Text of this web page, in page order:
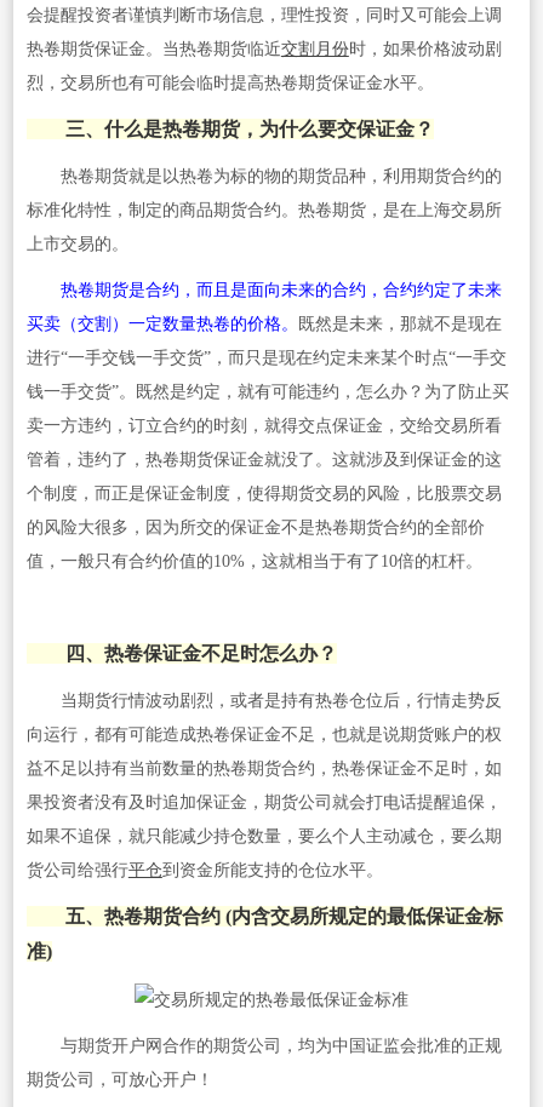
会提醒投资者谨慎判断市场信息，理性投资，同时又可能会上调
热卷期货保证金。当热卷期货临近交割月份时，如果价格波动剧
烈，交易所也有可能会临时提高热卷期货保证金水平。
三、什么是热卷期货，为什么要交保证金？
热卷期货就是以热卷为标的物的期货品种，利用期货合约的
标准化特性，制定的商品期货合约。热卷期货，是在上海交易所
上市交易的。
热卷期货是合约，而且是面向未来的合约，合约约定了未来
买卖（交割）一定数量热卷的价格。
既然是未来，那就不是现在
进行“一手交钱一手交货”，而只是现在约定未来某个时点“一手交
钱一手交货”。既然是约定，就有可能违约，怎么办？为了防止买
卖一方违约，订立合约的时刻，就得交点保证金，交给交易所看
管着，违约了，热卷期货保证金就没了。这就涉及到保证金的这
个制度，而正是保证金制度，使得期货交易的风险，比股票交易
的风险大很多，因为所交的保证金不是热卷期货合约的全部价
值，一般只有合约价值的10%，这就相当于有了10倍的杠杆。
四、热卷保证金不足时怎么办？
当期货行情波动剧烈，或者是持有热卷仓位后，行情走势反
向运行，都有可能造成热卷保证金不足，也就是说期货账户的权
益不足以持有当前数量的热卷期货合约，热卷保证金不足时，如
果投资者没有及时追加保证金，期货公司就会打电话提醒追保，
如果不追保，就只能减少持仓数量，要么个人主动减仓，要么期
货公司给强行平仓到资金所能支持的仓位水平。
五、热卷期货合约(内含交易所规定的最低保证金标
准)
与期货开户网合作的期货公司，均为中国证监会批准的正规
期货公司，可放心开户！